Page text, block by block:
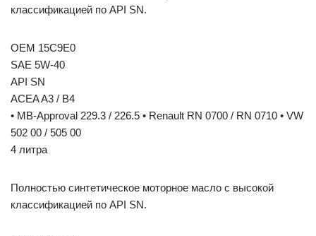
классификацией по API SN.
OEM 15C9E0
SAE 5W-40
API SN
ACEA A3 / B4
• MB-Approval 229.3 / 226.5 • Renault RN 0700 / RN 0710 • VW
502 00 / 505 00
4 литра
Полностью синтетическое моторное масло с высокой
классификацией по API SN.